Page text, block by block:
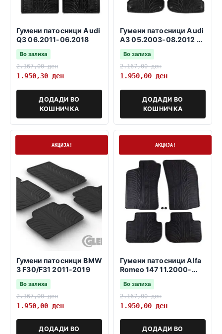
Гумени патосници Audi
Q3 06.2011-06.2018
Во залиха
2.167,00ден
1.950,30 ден
ДОДАДИ ВО
КОШНИЧКА
Гумени патосници Audi
A3 05.2003-08.2012 3
и 5 врати SB
Во залиха
2.167,00ден
1.950,00 ден
ДОДАДИ ВО
КОШНИЧКА
АКЦИЈА!
Гумени патосници BMW
3 F30/F31 2011-2019
Во залиха
2.167,00ден
1.950,00 ден
ДОДАДИ ВО
АКЦИЈА!
Гумени патосници Alfa
Romeo 147 11.2000-
03.2010
Во залиха
2.167,00ден
1.950,00 ден
ДОДАДИ ВО